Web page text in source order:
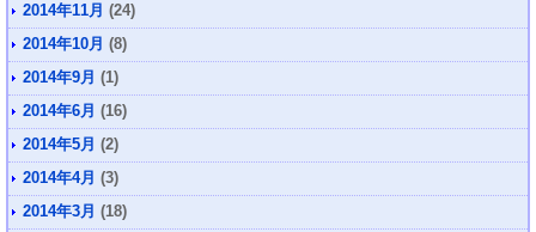
2014年11月 (24)
2014年10月 (8)
2014年9月 (1)
2014年6月 (16)
2014年5月 (2)
2014年4月 (3)
2014年3月 (18)